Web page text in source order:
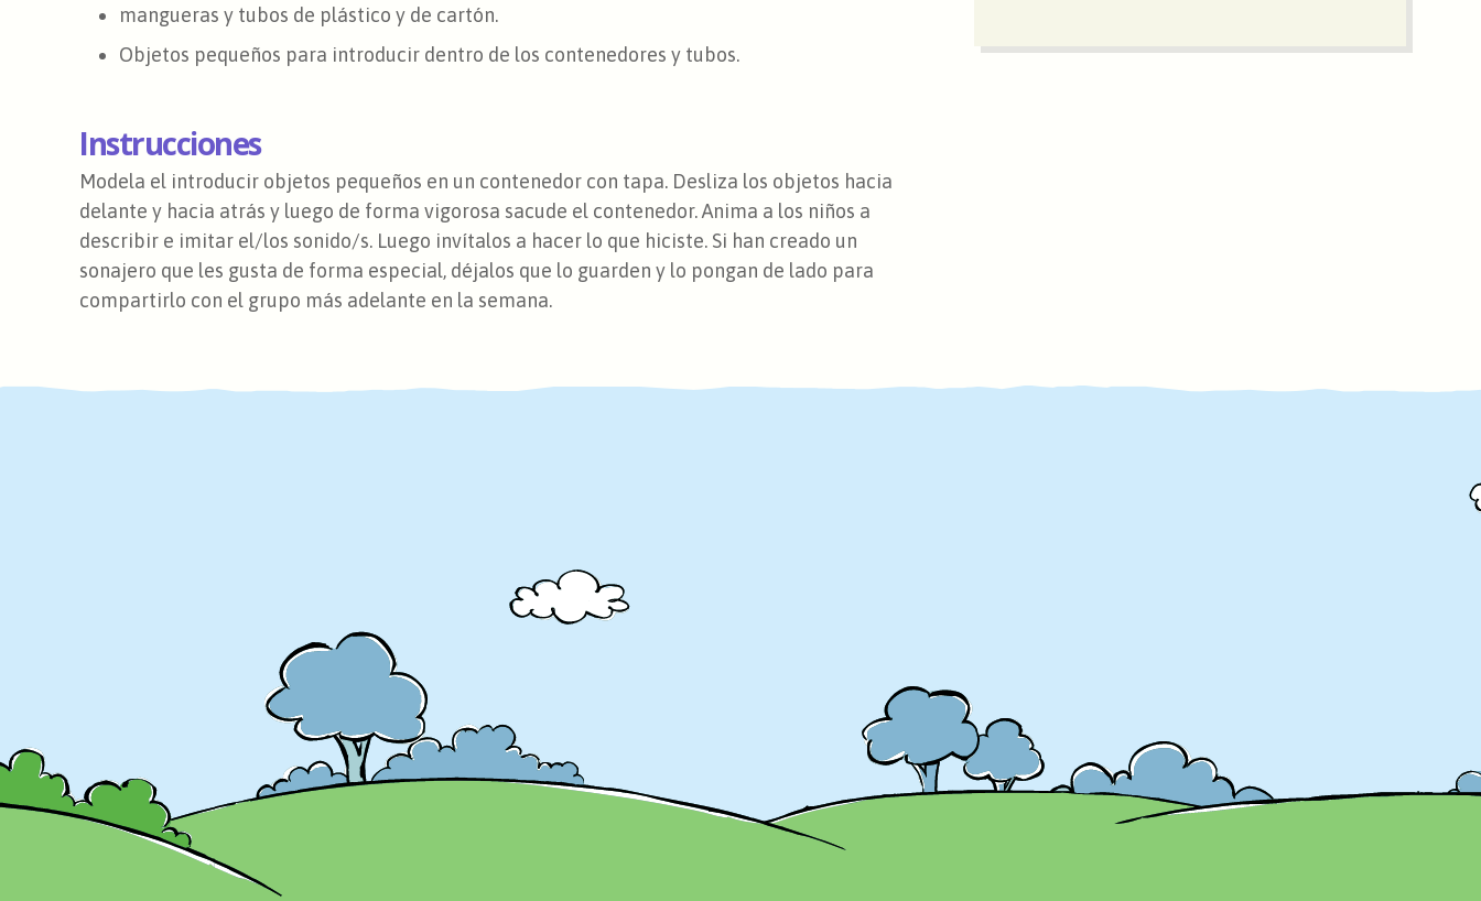
mangueras y tubos de plástico y de cartón.
Objetos pequeños para introducir dentro de los contenedores y tubos.
Instrucciones
Modela el introducir objetos pequeños en un contenedor con tapa. Desliza los objetos hacia
delante y hacia atrás y luego de forma vigorosa sacude el contenedor. Anima a los niños a
describir e imitar el/los sonido/s. Luego invítalos a hacer lo que hiciste. Si han creado un
sonajero que les gusta de forma especial, déjalos que lo guarden y lo pongan de lado para
compartirlo con el grupo más adelante en la semana.